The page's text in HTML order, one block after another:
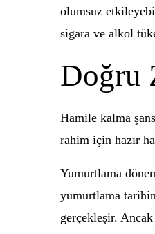
olumsuz
sigara ve alkol
Doğru
Hamile kalma
rahim için hazır
Yumurtlama
yumurtlama
gerçekleşir.